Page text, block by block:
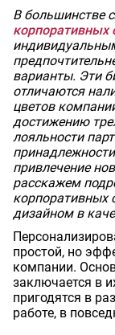
В большинстве
корпоративных
варианты. Эти
отличаются
цветов
достижению
лояльности
привлечение
расскажем
корпоративных
дизайном в
простой, но
компании.
заключается в
пригодятся в
работе, в